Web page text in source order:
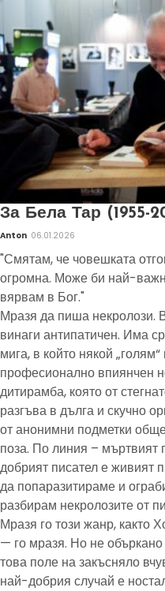
За Бела Тар (1955-
Anton 06.01.2026
"Смятам, че човешката
огромна. Може би най-
вярвам в Бог."
Мразя да пиша некролози.
винаги антипатичен. Има
мига, в който някой
професионално впиянчен
дитирамба, която от
разгъва в дълга и скучно
от анонимни подметки
поза. По линия – мъртвият
добрият писател е живият
да попаразитираме и
разбирам некролозите от
Мразя го този жанр,
— го мразя. Но не
това поле на закъсняло
най-добрия случай е